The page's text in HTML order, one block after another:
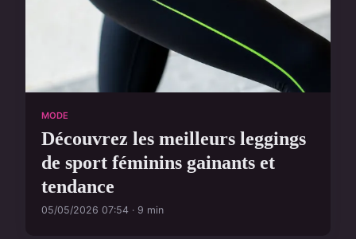
MODE
Découvrez les meilleurs leggings
de sport féminins gainants et
tendance
05/05/2026 07:54 · 9 min